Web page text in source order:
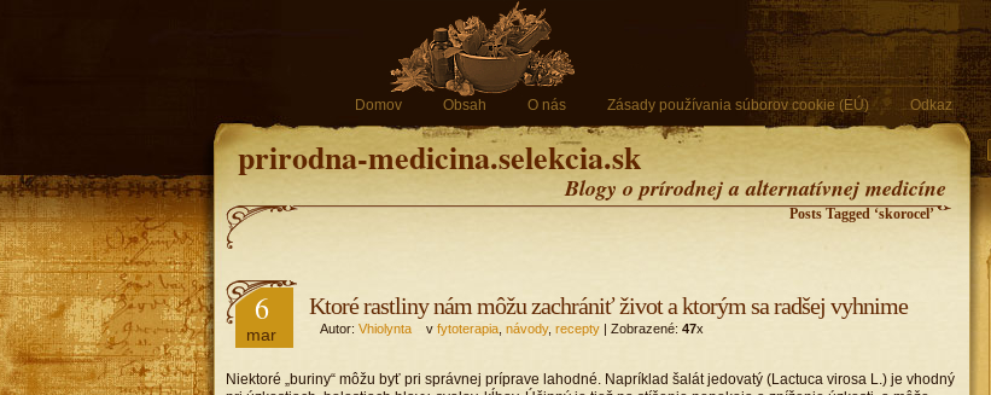
Domov Obsah O nás Zásady používania súborov cookie (EÚ) Odkaz
prirodna-medicina.selekcia.sk
Blogy o prírodnej a alternatívnej medicíne
Posts Tagged ‘skorocel’
6
mar
Ktoré rastliny nám môžu zachrániť život a ktorým sa radšej vyhnime
Autor: Vhiolynta v fytoterapia návody, recepty | Zobrazené: 47x
Niektoré „buriny“ môžu byť pri správnej príprave lahodné. Napríklad šalát jedovatý (Lactuca virosa L.) je vhodný